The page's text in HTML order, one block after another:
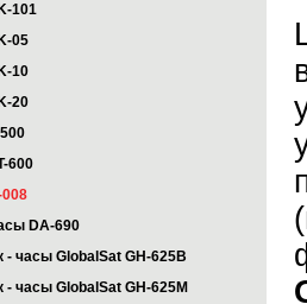
101
05
10
20
600
008
DA-690
- часы GlobalSat GH-625B
- часы GlobalSat GH-625M